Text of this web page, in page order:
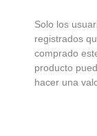
Solo los
registrados
comprado
producto
hacer una